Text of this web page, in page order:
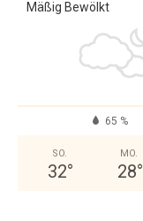
Mäßig Bewölkt
65 %
SO.
32°
MO.
28°